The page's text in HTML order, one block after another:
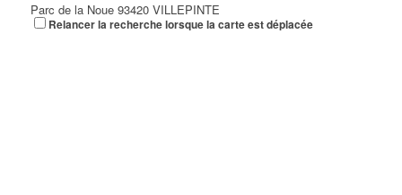
Parc de la Noue 93420 VILLEPINTE
Relancer la recherche lorsque la carte est déplacée